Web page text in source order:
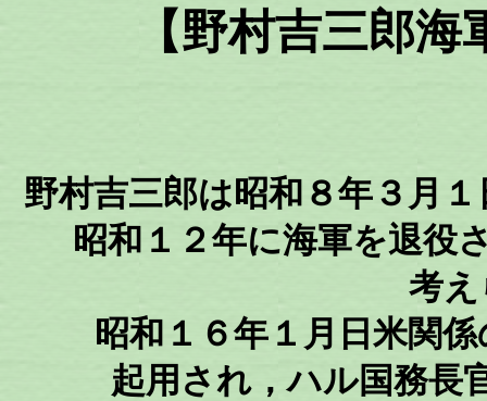
【野村吉三郎
野村吉三郎は昭和８年３月
昭和１２年に海軍を退役
考
昭和１６年１月日米関
起用され，ハル国務長